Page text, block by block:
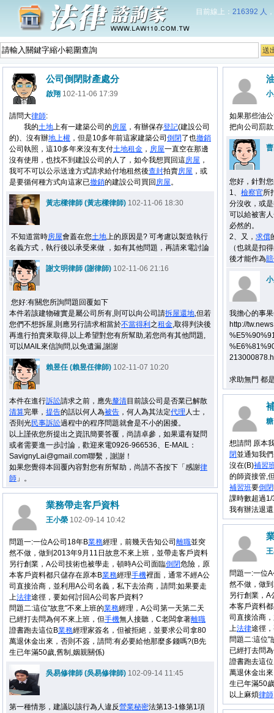
目前線上： 216392 人
公司倒閉財產處分
啟翔 102-11-06 17:39
請問大律師:
我的土地上有一建築公司的房屋 ，有辦保存登記(建設公司
的)、沒有辦地上權 ，但是10多年前這家建築公司 倒閉了也撤銷
公司執照，這10多年來沒有支付土地租金 ， 房屋一直空在那邊
沒有使用，也找不到建設公司的人了，如今我想買回這房屋 ，
我可不可以公示送達方式請求給付地租然後查封拍賣房屋 ，或
是要循何種方式向這家已撤銷的建設公司買回 房屋。
黃志樑律師 (黃志樑律師) 102-11-06 18:30
不知道當時房屋會蓋在您土地上的原因是? 可考慮以製造執行
名義方式，執行後以承受來做 ，如有其他問題，再請來電討論
謝文明律師 (謝律師) 102-11-06 21:16
您好:有關您所詢問題回覆如下
本件若該建物確實是屬公司所有,則可以向公司請拆屋還地,但若
您們不想拆屋,則應另行請求相當於不當得利 之租金,取得判決後
再進行拍賣來取得,以上希望對您有所幫助,若您尚有其他問題,
可以MAIL來信詢問,以免遺漏,謝謝
賴昱任 (賴昱任律師) 102-11-07 10:20
本件在進行訴訟請求之前，應先釐清目前該公司是否業已解散
清算完畢， 提告的話以何人為被告 ，何人為其法定代理 人士，
否則光民事訴訟過程中的程序問題就會是不小的困擾。
以上謹依您所提出之資訊簡要答覆，尚請卓參，如果還有疑問
或者需要進一步討論，歡迎來電0926-966536、E-MAIL：
SavignyLai@gmail.com聯繫，謝謝！
如果您覺得本回覆內容對您有所幫助，尚請不吝按下「感謝律
師 」。
如果那些油
把向公司罰
您好，針對
1、 檢察官所
分沒收，或
可以給被害
必然的。
2、又， 求償
（也就是扣
後才能作為
我擔心的事
http://
求助無門 都
糖
想請問 原本
閉並通知我
沒在(B)補習
的師資接管,
補習班要倒閉
課時數超過
我有辦法退
業務帶走客戶資料
王小榮 102-09-14 10:42
問題一:一位A公司18年B業務經理，前幾天告知公司 離職並突
然不做，做到2013年9月11日故意不來上班，並帶走客戶資料
另行創業，A公司技術也被學走，頓時A公司面臨倒閉危險，原
本客戶資料都只儲存在原本B業務經理手機裡面，通常不經A公
司直接洽商，並利用A公司名義，私下去洽商，請問:如果要走
上法律途徑，要如何討回A公司客戶資料?
問題二:這位"故意"不來上班的業務經理，A公司第一天第二天
已經打去問為何不來上班，但手機無人接聽，C老闆拿著離職
證書跑去這位B業務經理家簽名，但被拒絕，並要求公司拿80
萬退休金出來，否則不簽，請問:有必要給他那麼多錢嗎?(B先
生已年滿50歲,舊制,姻親關係)
吳易修律師 (吳易修律師) 102-09-14 11:45
第一種情形，建議以該行為人違反營業秘密法第13-1條第1項
問題一:一位
然不做，做
另行創業，A
本客戶資料
司直接洽商
上法律途徑
問題二:這位"
已經打去問
證書跑去這
萬退休金出
生已年滿50
以上麻煩律師